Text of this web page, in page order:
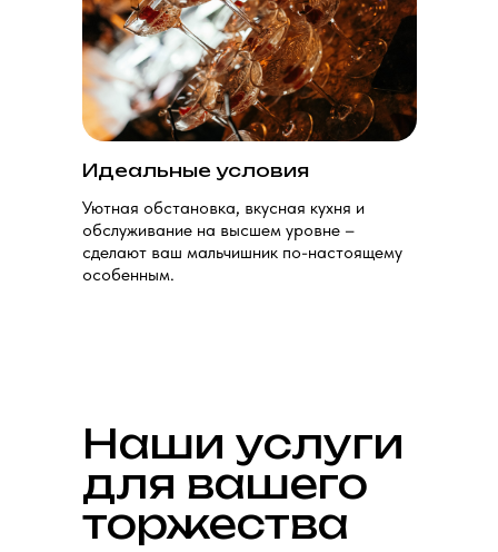
Идеальные условия
Уютная обстановка, вкусная кухня и
обслуживание на высшем уровне –
сделают ваш мальчишник по-настоящему
особенным.
Наши услуги
для вашего
торжества